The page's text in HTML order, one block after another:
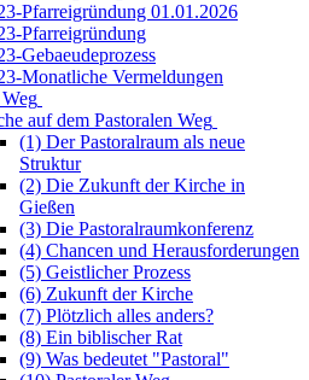
Pfarreigründung 01.01.2026
Pfarreigründung
Gebaeudeprozess
Monatliche Vermeldungen
auf dem Pastoralen Weg
(1) Der Pastoralraum als neue
Struktur
(2) Die Zukunft der Kirche in
Gießen
(3) Die Pastoralraumkonferenz
(4) Chancen und Herausforderungen
(5) Geistlicher Prozess
(6) Zukunft der Kirche
(7) Plötzlich alles anders?
(8) Ein biblischer Rat
(9) Was bedeutet "Pastoral"